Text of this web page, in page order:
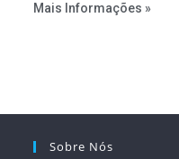
serviços, ampliar a
Mais Informações »
Sobre Nós